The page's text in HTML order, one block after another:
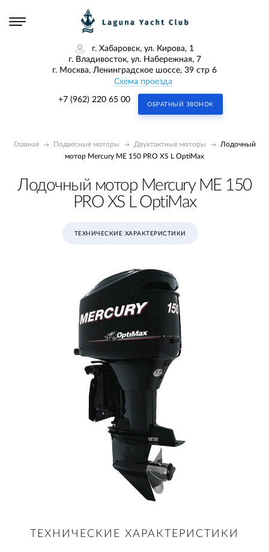
г. Хабаровск, ул. Кирова, 1
г. Владивосток, ул. Набережная, 7
г. Москва, Ленинградское шоссе, 39 стр 6
Схема проезда
+7 (962) 220 65 00
ОБРАТНЫЙ ЗВОНОК
Главная Подвесные моторы Двухтактные моторы
Лодочный
мотор Mercury ME 150 PRO XS L OptiMax
Лодочный мотор Mercury ME 150
PRO XS L OptiMax
ТЕХНИЧЕСКИЕ ХАРАКТЕРИСТИКИ
ТЕХНИЧЕСКИЕ ХАРАКТЕРИСТИКИ